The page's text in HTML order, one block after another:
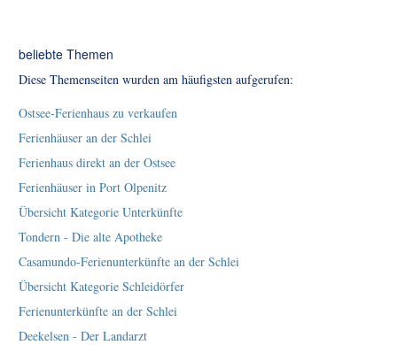
beliebte Themen
Diese Themenseiten wurden am häufigsten aufgerufen:
Ostsee-Ferienhaus zu verkaufen
Ferienhäuser an der Schlei
Ferienhaus direkt an der Ostsee
Ferienhäuser in Port Olpenitz
Übersicht Kategorie Unterkünfte
Tondern - Die alte Apotheke
Casamundo-Ferienunterkünfte an der Schlei
Übersicht Kategorie Schleidörfer
Ferienunterkünfte an der Schlei
Deekelsen - Der Landarzt